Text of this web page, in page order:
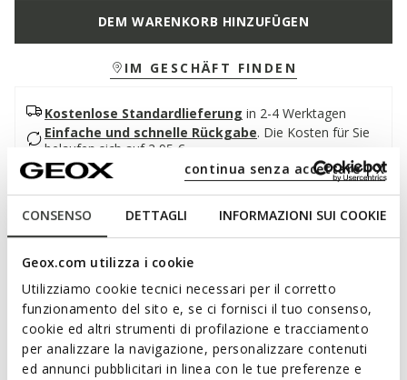
CONSENSO DETTAGLI INFORMAZIONI SUI COOKIE
Geox.com utilizza i cookie
Utilizziamo cookie tecnici necessari per il corretto
funzionamento del sito e, se ci fornisci il tuo consenso,
cookie ed altri strumenti di profilazione e tracciamento
per analizzare la navigazione, personalizzare contenuti
ed annunci pubblicitari in linea con le tue preferenze e
continua senza accettare | X
DEM WARENKORB HINZUFÜGEN
IM GESCHÄFT FINDEN
Kostenlose Standardlieferung in 2-4 Werktagen
Einfache und schnelle Rückgabe. Die Kosten für Sie
belaufen sich auf 2,95 €
Low-Cut-Sneaker für Herren mit klaren Linien und
zeitgemäßem Design. Diese beige Version verfügt über einen
um legere Looks zu vervollständigen, und garantiert den
ganzen Tag über Wohlbefinden für die Füße.
PRODUKTCODE:U65LDB00010C5004